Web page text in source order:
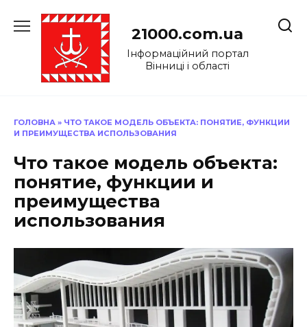
до
21000.com.ua
Інформаційний портал
Вінниці і області
ГОЛОВНА » ЧТО ТАКОЕ МОДЕЛЬ ОБЪЕКТА: ПОНЯТИЕ, ФУНКЦИИ
И ПРЕИМУЩЕСТВА ИСПОЛЬЗОВАНИЯ
Что такое модель объекта:
понятие, функции и
преимущества
использования